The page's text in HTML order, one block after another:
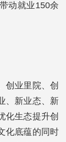
动就业150余
创业里院、创
、新业态、新
化生态提升创
化底蕴的同时